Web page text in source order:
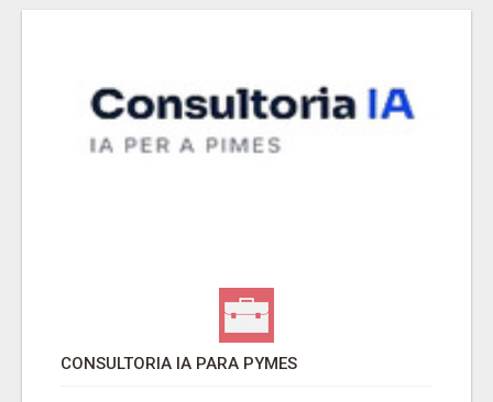
CONSULTORIA IA PARA PYMES